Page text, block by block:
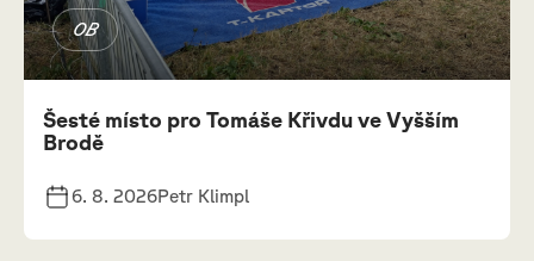
OB
Šesté místo pro Tomáše Křivdu ve Vyšším
Brodě
6. 8. 2026Petr Klimpl